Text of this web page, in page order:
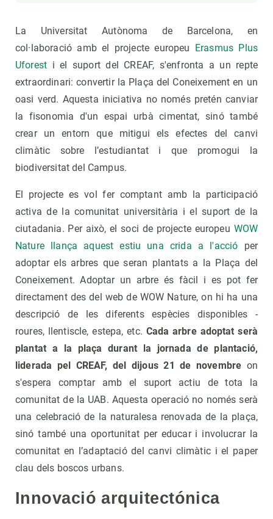
La Universitat Autònoma de Barcelona, en
col·laboració amb el projecte europeu
Erasmus Plus
Uforest i el suport del CREAF, s'enfronta a un repte
extraordinari: convertir la Plaça del Coneixement en un
oasi verd. Aquesta iniciativa no només pretén canviar
la fisonomia d'un espai urbà cimentat, sinó també
crear un entorn que mitigui els efectes del canvi
climàtic sobre l’estudiantat i que promogui la
biodiversitat del Campus.
El projecte es vol fer comptant amb la participació
activa de la comunitat universitària i el suport de la
ciutadania. Per això, el soci de projecte europeu WOW
Nature llança aquest estiu una crida a l'acció per
adoptar els arbres que seran plantats a la Plaça del
Coneixement. Adoptar un arbre és fàcil i es pot fer
directament des del web de WOW Nature, on hi ha una
descripció de les diferents espècies disponibles -
roures, llentiscle, estepa, etc. Cada arbre adoptat serà
plantat a la plaça durant la jornada de plantació,
liderada pel CREAF, del dijous 21 de novembre on
s'espera comptar amb el suport actiu de tota la
comunitat de la UAB. Aquesta operació no només serà
una celebració de la naturalesa renovada de la plaça,
sinó també una oportunitat per educar i involucrar la
comunitat en l’adaptació del canvi climàtic i el paper
clau dels boscos urbans.
Innovació arquitectónica